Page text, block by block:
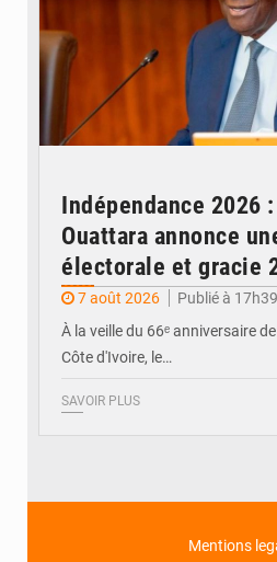
Indépendance 2026
Ouattara annonce
électorale et gracie
7 août 2026
Publié à 17h39
À la veille du 66ᵉ anniversaire
Côte d'Ivoire, le…
SAVOIR PLUS
Mentions